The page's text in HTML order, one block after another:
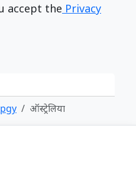
accept the Privacy
ऑस्ट्रेलिया